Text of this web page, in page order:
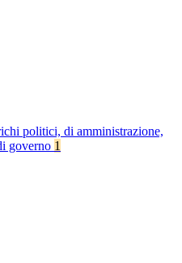
politici, di amministrazione,
governo 1